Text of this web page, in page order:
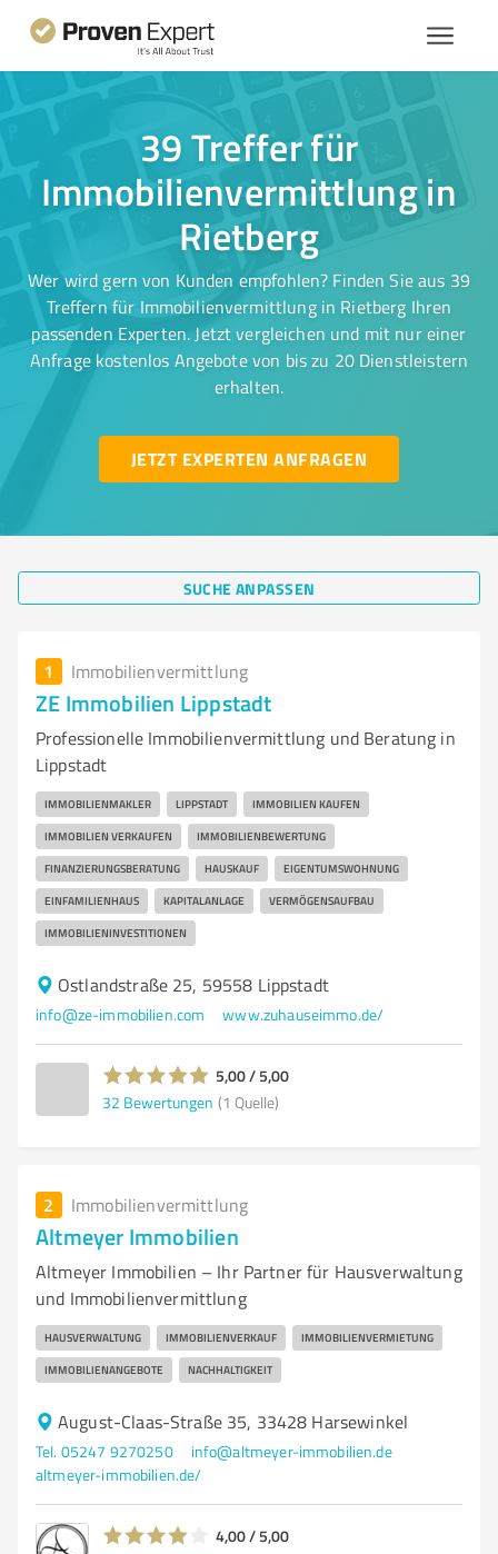
39 Treffer für
Immobilienvermittlung in
Rietberg
Wer wird gern von Kunden empfohlen? Finden Sie aus 39
Treffern für Immobilienvermittlung in Rietberg Ihren
passenden Experten. Jetzt vergleichen und mit nur einer
Anfrage kostenlos Angebote von bis zu 20 Dienstleistern
erhalten.
JETZT EXPERTEN ANFRAGEN
SUCHE ANPASSEN
1 Immobilienvermittlung
ZE Immobilien Lippstadt
Professionelle Immobilienvermittlung und Beratung in
Lippstadt
IMMOBILIENMAKLER LIPPSTADT IMMOBILIEN KAUFEN
IMMOBILIEN VERKAUFEN IMMOBILIENBEWERTUNG
FINANZIERUNGSBERATUNG HAUSKAUF EIGENTUMSWOHNUNG
EINFAMILIENHAUS KAPITALANLAGE VERMÖGENSAUFBAU
IMMOBILIENINVESTITIONEN
Ostlandstraße 25, 59558 Lippstadt
info@ze-immobilien.com www.zuhauseimmo.de/
5,00 / 5,00
32 Bewertungen (1 Quelle)
2 Immobilienvermittlung
Altmeyer Immobilien
Altmeyer Immobilien – Ihr Partner für Hausverwaltung
und Immobilienvermittlung
HAUSVERWALTUNG IMMOBILIENVERKAUF IMMOBILIENVERMIETUNG
IMMOBILIENANGEBOTE NACHHALTIGKEIT
August-Claas-Straße 35, 33428 Harsewinkel
Tel. 05247 9270250
info@altmeyer-immobilien.de
altmeyer-immobilien.de/
4,00 / 5,00